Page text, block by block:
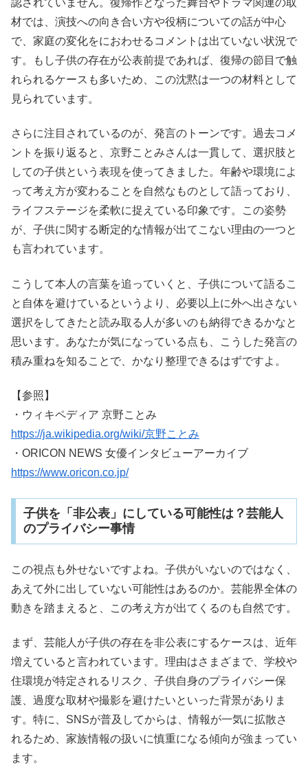
認されていません。復帰作となった舞台やドラマ関連の取
材では、演技への向き合い方や役柄についての話が中心
で、家庭の変化をにおわせるコメントは出ていない状況で
す。もし子供の存在が公表前提であれば、復帰の節目で触
れられるケースも多いため、この沈黙は一つの材料として
見られています。
さらに注目されているのが、発言のトーンです。過去コメ
ントを振り返ると、京野ことみさんは一貫して、選択肢と
しての子供という表現を使ってきました。年齢や環境によ
って考え方が変わることを自然なものとして語っており、
ライフステージを柔軟に捉えている印象です。この姿勢
が、子供に関する断定的な情報が出てこない理由の一つと
も言われています。
こうして本人の言葉を追っていくと、子供について語るこ
と自体を避けているというより、必要以上に外へ出さない
選択をしてきたと読み取る人が多いのも納得できるかなと
思います。あなたが気になっている点も、こうした発言の
積み重ねを知ることで、かなり整理できるはずですよ。
【参照】
・ウィキペディア 京野ことみ
https://ja.wikipedia.org/wiki/京野ことみ
・ORICON NEWS 女優インタビューアーカイブ
https://www.oricon.co.jp/
子供を「非公表」にしている可能性は？芸能人
のプライバシー事情
この視点も外せないですよね。子供がいないのではなく、
あえて外に出していない可能性はあるのか。芸能界全体の
動きを踏まえると、この考え方が出てくるのも自然です。
まず、芸能人が子供の存在を非公表にするケースは、近年
増えていると言われています。理由はさまざまで、学校や
住環境が特定されるリスク、子供自身のプライバシー保
護、過度な取材や撮影を避けたいといった背景がありま
す。特に、SNSが普及してからは、情報が一気に拡散さ
れるため、家族情報の扱いに慎重になる傾向が強まってい
ます。